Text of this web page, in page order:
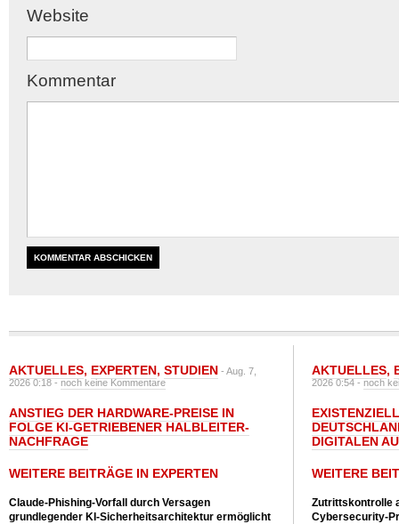
Website
Kommentar
AKTUELLES, EXPERTEN, STUDIEN - Aug. 7,
2026 0:18 -noch keine Kommentare
ANSTIEG DER HARDWARE-PREISE IN
FOLGE KI-GETRIEBENER HALBLEITER-
NACHFRAGE
WEITERE BEITRÄGE IN EXPERTEN
Claude-Phishing-Vorfall durch Versagen
grundlegender KI-Sicherheitsarchitektur ermöglicht
AKTUELLES,
2026 0:54 -noch
DIGITALEN
WEITERE
Zutrittskontrolle
Cybersecurity-